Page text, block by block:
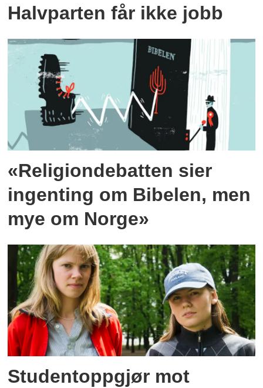
Halvparten får ikke jobb
«Religiondebatten sier
ingenting om Bibelen, men
mye om Norge»
Studentoppgjør mot